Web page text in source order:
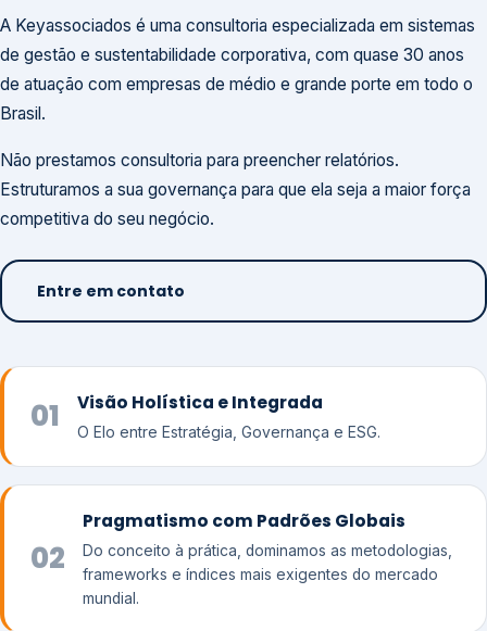
A Keyassociados é uma consultoria especializada em sistemas
de gestão e sustentabilidade corporativa, com quase 30 anos
de atuação com empresas de médio e grande porte em todo o
Brasil.
Não prestamos consultoria para preencher relatórios.
Estruturamos a sua governança para que ela seja a maior força
competitiva do seu negócio.
Entre em contato
01 Visão Holística e Integrada
O Elo entre Estratégia, Governança e ESG.
02
Pragmatismo com Padrões Globais
Do conceito à prática, dominamos as metodologias,
frameworks e índices mais exigentes do mercado
mundial.